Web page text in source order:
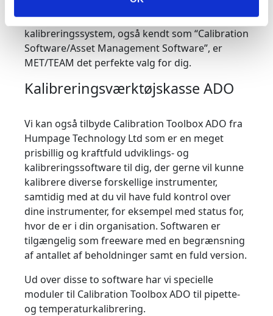
deres ekspertise inden for måleteknologi og
kalibrering. Så hvis du leder efter et avanceret
kalibreringssystem, også kendt som “Calibration
Software/Asset Management Software”, er
MET/TEAM det perfekte valg for dig.
Kalibreringsværktøjskasse ADO
Vi kan også tilbyde Calibration Toolbox ADO fra
Humpage Technology Ltd som er en meget
prisbillig og kraftfuld udviklings- og
kalibreringssoftware til dig, der gerne vil kunne
kalibrere diverse forskellige instrumenter,
samtidig med at du vil have fuld kontrol over
dine instrumenter, for eksempel med status for,
hvor de er i din organisation. Softwaren er
tilgængelig som freeware med en begrænsning
af antallet af beholdninger samt en fuld version.
Ud over disse to software har vi specielle
moduler til Calibration Toolbox ADO til pipette-
og temperaturkalibrering.